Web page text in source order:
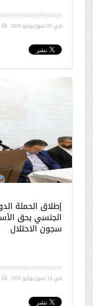
في05 تموز/يوليو 2026 .
إطلاق الحملة
الجنسي بحق
سجون الاحتلال
في14 تموز/يوليو 2026 .